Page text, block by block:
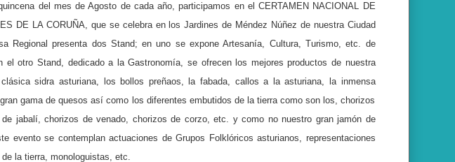
del mes de Agosto de cada año, participamos en el CERTAMEN NACIONAL DE
DE LA CORUÑA, que se celebra en los Jardines de Méndez Núñez de nuestra Ciudad
Regional presenta dos Stand; en uno se expone Artesanía, Cultura, Turismo, etc. de
el otro Stand, dedicado a la Gastronomía, se ofrecen los mejores productos de nuestra
sidra asturiana, los bollos preñaos, la fabada, callos a la asturiana, la inmensa
gama de quesos así como los diferentes embutidos de la tierra como son los, chorizos
jabalí, chorizos de venado, chorizos de corzo, etc. y como no nuestro gran jamón de
evento se contemplan actuaciones de Grupos Folklóricos asturianos, representaciones
la tierra, monologuistas, etc.